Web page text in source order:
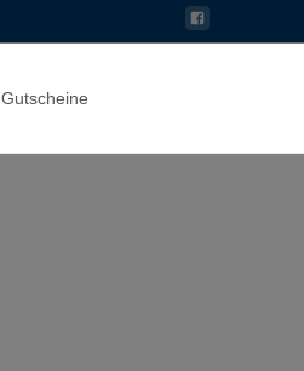
Gutscheine